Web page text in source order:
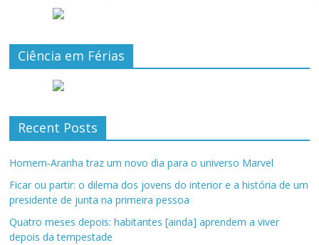
Ciência em Férias
Recent Posts
Homem-Aranha traz um novo dia para o universo Marvel
Ficar ou partir: o dilema dos jovens do interior e a história de um
presidente de junta na primeira pessoa
Quatro meses depois: habitantes [ainda] aprendem a viver
depois da tempestade